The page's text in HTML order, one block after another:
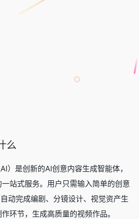
么
）是创新的AI创意内容生成智能体，
站式服务。用户只需输入简单的创意
动完成编剧、分镜设计、视觉资产生
环节，生成高质量的视频作品。